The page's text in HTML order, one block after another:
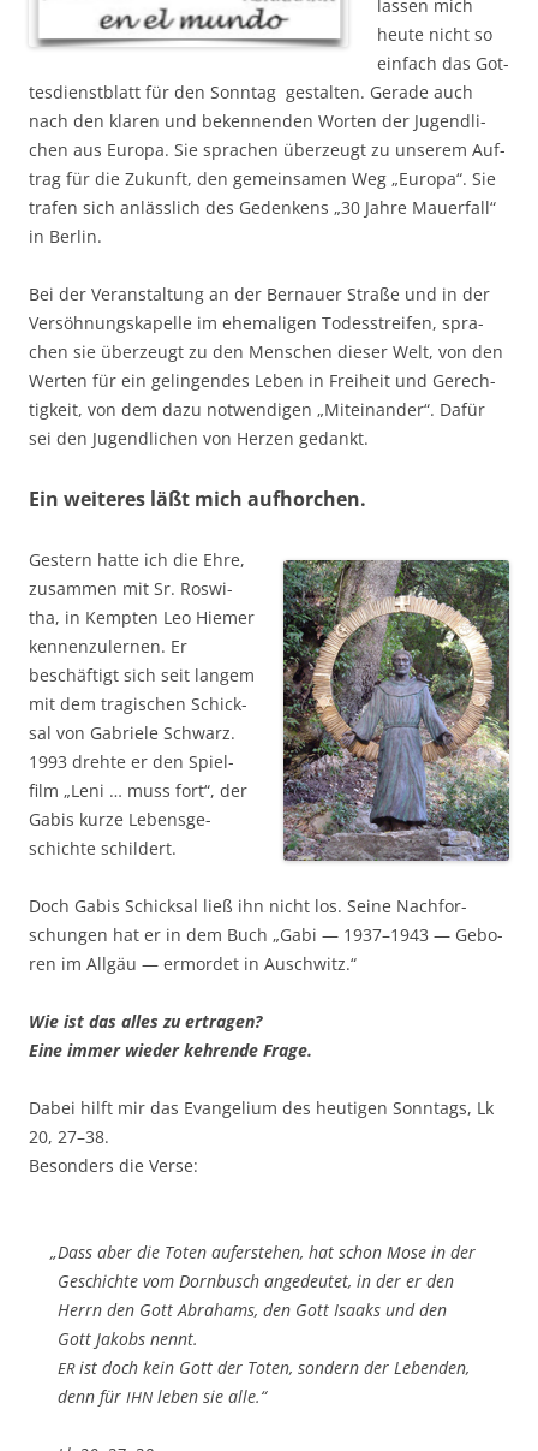
las­sen mich
heu­te nicht so
ein­fach das Got­
tes­dienst­blatt für den Sonn­tag gestal­ten. Gera­de auch
nach den kla­ren und beken­nen­den Wor­ten der Jugend­li­
chen aus Euro­pa. Sie spra­chen über­zeugt zu unse­rem Auf­
trag für die Zukunft, den gemein­sa­men Weg „Euro­pa“. Sie
tra­fen sich anläss­lich des Geden­kens „30 Jah­re Mau­er­fall“
in Berlin.
Bei der Ver­an­stal­tung an der Ber­nau­er Stra­ße und in der
Ver­söh­nungs­ka­pel­le im ehe­ma­li­gen Todes­strei­fen, spra­
chen sie über­zeugt zu den Men­schen die­ser Welt, von den
Wer­ten für ein gelin­gen­des Leben in Frei­heit und Gerech­
tig­keit, von dem dazu not­wen­di­gen „Mit­ein­an­der“. Dafür
sei den Jugend­li­chen von Her­zen gedankt.
Ein weiteres läßt mich aufhorchen.
Ges­tern hat­te ich die Ehre,
zusam­men mit Sr. Ros­wi­
tha, in Kemp­ten Leo Hie­mer
ken­nen­zu­ler­nen. Er
beschäf­tigt sich seit lan­gem
mit dem tra­gi­schen Schick­
sal von Gabrie­le Schwarz.
1993 dreh­te er den Spiel­
film „Leni … muss fort“, der
Gabis kur­ze Lebens­ge­
schich­te schildert.
Doch Gabis Schick­sal ließ ihn nicht los. Sei­ne Nach­for­
schun­gen hat er in dem Buch „Gabi — 1937–1943 — Gebo­
ren im All­gäu — ermor­det in Auschwitz.“
Wie ist das alles zu ertragen?
Eine immer wie­der keh­ren­de Frage.
Dabei hilft mir das Evan­ge­li­um des heu­ti­gen Sonn­tags, Lk
20, 27–38.
Beson­ders die Verse:
„Dass aber die Toten auf­er­ste­hen, hat schon Mose in der
Geschich­te vom Dorn­busch ange­deu­tet, in der er den
Herrn den Gott Abra­hams, den Gott Isaaks und den
Gott Jakobs nennt.
ERist doch kein Gott der Toten, son­dern der Leben­den,
denn für IHN leben sie alle.“